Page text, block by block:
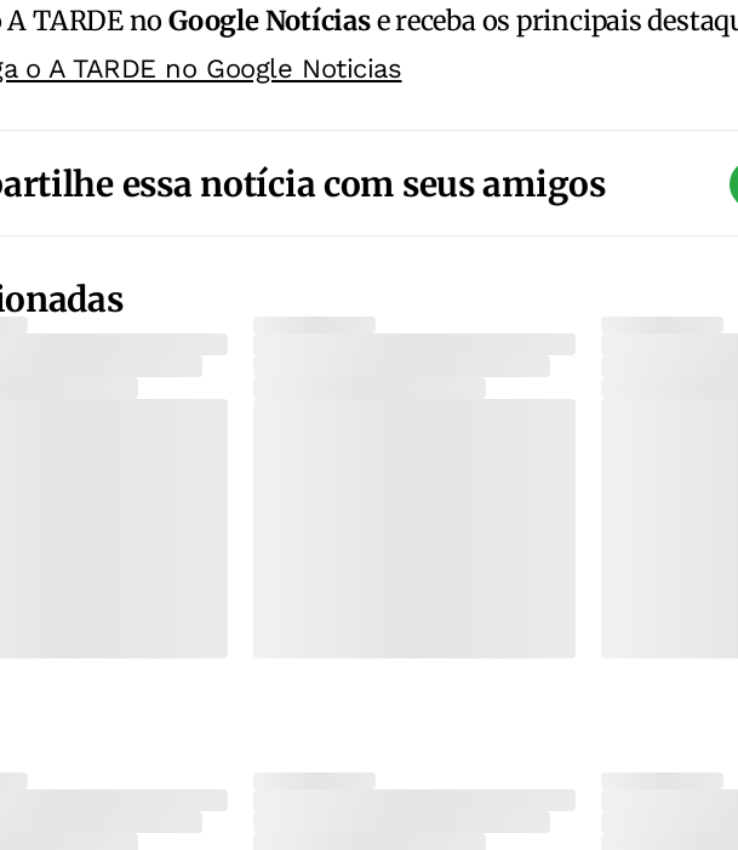
A TARDE noGoogle Notíciase receba os principais
o A TARDE no Google Noticias
essa notícia com seus amigos